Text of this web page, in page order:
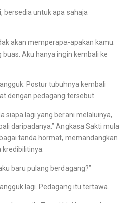
untuk apa sahaja
memperapa-apakan kamu.
Aku hanya ingin kembali ke
Postur tubuhnya kembali
dengan pedagang tersebut.
siapa lagi yang berani melaluinya,
daripadanya.” Angkasa Sakti mula
tanda hormat, memandangkan
kredibilitinya.
pulang berdagang?”
lagi. Pedagang itu tertawa.